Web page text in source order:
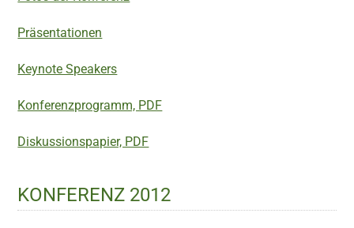
Präsentationen
Keynote Speakers
Konferenzprogramm, PDF
Diskussionspapier, PDF
KONFERENZ 2012